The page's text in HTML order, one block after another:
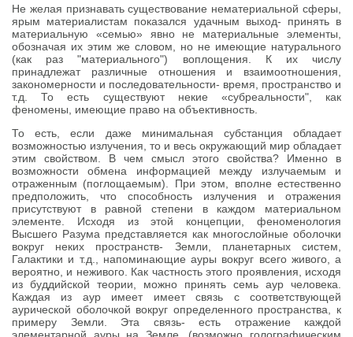
Не желая признавать существование нематериальной сферы,
ярым материалистам показался удачным выход- принять в
материальную «семью» явно не материальные элементы,
обозначая их этим же словом, но не имеющие натурального
(как раз "материального") воплощения. К их числу
принадлежат различные отношения и взаимоотношения,
закономерности и последовательности- время, пространство и
т.д. То есть существуют некие «субреальности", как
феномены, имеющие право на объективность.
То есть, если даже минимальная субстанция обладает
возможностью излучения, то и весь окружающий мир обладает
этим свойством. В чем смысл этого свойства? Именно в
возможности обмена информацией между излучаемым и
отраженным (поглощаемым). При этом, вполне естественно
предположить, что способность излучения и отражения
присутствуют в равной степени в каждом материальном
элементе. Исходя из этой концепции, феноменология
Высшего Разума представляется как многослойные оболочки
вокруг неких пространств- Земли, планетарных систем,
Галактики и т.д., напоминающие ауры вокруг всего живого, а
вероятно, и неживого. Как частность этого проявления, исходя
из буддийской теории, можно принять семь аур человека.
Каждая из аур имеет имеет связь с соответствующей
аурической оболочкой вокруг определенного пространства, к
примеру Земли. Эта связь- есть отражение каждой